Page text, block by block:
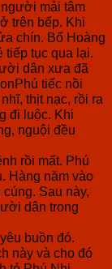
mải tâm
trên bếp. Khi
chín. Bố Hoàng
tiếp tục qua lại.
dân xưa đã
tiếc nồi
thịt nạc, rồi ra
đi luộc. Khi
nguội đều
rồi mất. Phú
Hàng năm vào
Sau này,
dân trong
buồn đó.
này và cho đó